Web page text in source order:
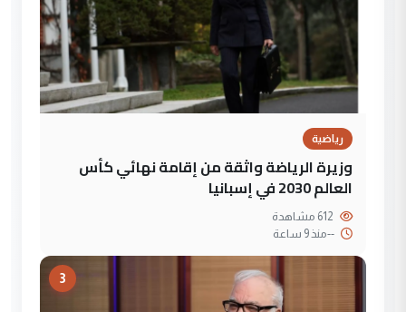
رياضية
وزيرة الرياضة واثقة من إقامة نهائي كأس
العالم 2030 في إسبانيا
--منذ 9 ساعة
3